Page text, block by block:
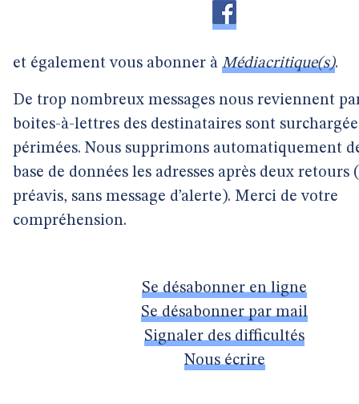
et également vous abonner à Médiacritique(s).
De trop nombreux messages nous reviennent
boites-à-lettres des destinataires sont
périmées. Nous supprimons automatiquement
base de données les adresses après deux retours
préavis, sans message d’alerte). Merci de votre
compréhension.
Se désabonner en ligne
Se désabonner par mail
Signaler des difficultés
Nous écrire